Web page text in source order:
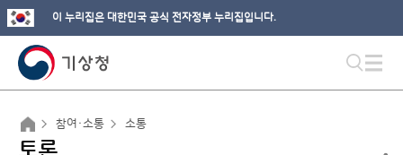
이 누리집은 대한민국 공식 전자정부 누리집입니다.
참여·소통 소통